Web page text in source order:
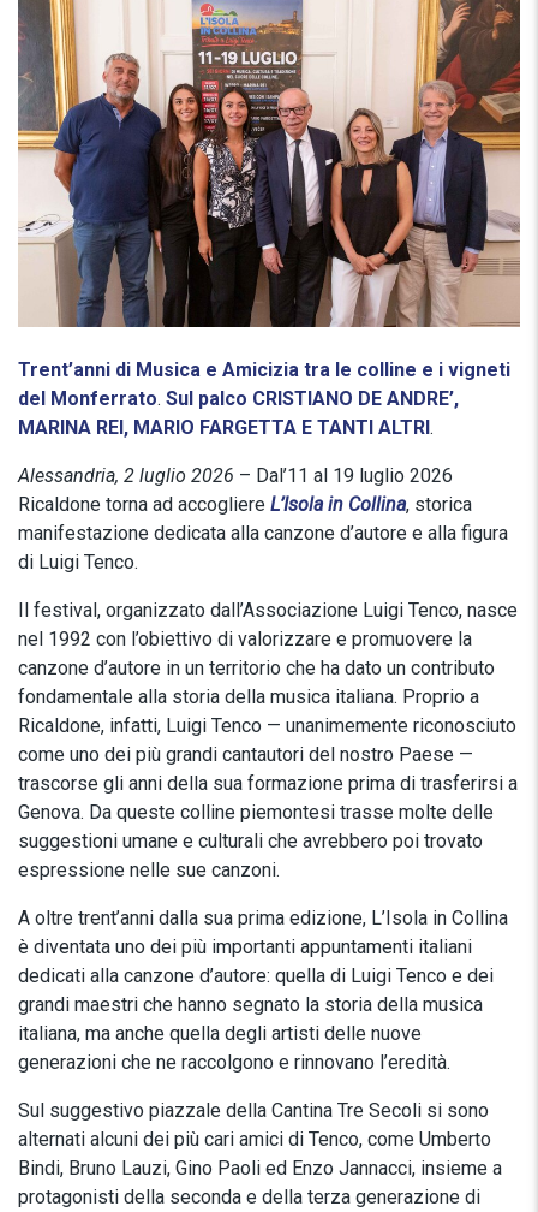
Trent’anni di Musica e Amicizia tra le colline e i vigneti
del Monferrato. Sul palco CRISTIANO DE ANDRE’,
MARINA REI, MARIO FARGETTA E TANTI ALTRI.
Alessandria, 2 luglio 2026 – Dal’11 al 19 luglio 2026
Ricaldone torna ad accogliere L’Isola in Collina, storica
manifestazione dedicata alla canzone d’autore e alla figura
di Luigi Tenco.
Il festival, organizzato dall’Associazione Luigi Tenco, nasce
nel 1992 con l’obiettivo di valorizzare e promuovere la
canzone d’autore in un territorio che ha dato un contributo
fondamentale alla storia della musica italiana. Proprio a
Ricaldone, infatti, Luigi Tenco — unanimemente riconosciuto
come uno dei più grandi cantautori del nostro Paese —
trascorse gli anni della sua formazione prima di trasferirsi a
Genova. Da queste colline piemontesi trasse molte delle
suggestioni umane e culturali che avrebbero poi trovato
espressione nelle sue canzoni.
A oltre trent’anni dalla sua prima edizione, L’Isola in Collina
è diventata uno dei più importanti appuntamenti italiani
dedicati alla canzone d’autore: quella di Luigi Tenco e dei
grandi maestri che hanno segnato la storia della musica
italiana, ma anche quella degli artisti delle nuove
generazioni che ne raccolgono e rinnovano l’eredità.
Sul suggestivo piazzale della Cantina Tre Secoli si sono
alternati alcuni dei più cari amici di Tenco, come Umberto
Bindi, Bruno Lauzi, Gino Paoli ed Enzo Jannacci, insieme a
protagonisti della seconda e della terza generazione di